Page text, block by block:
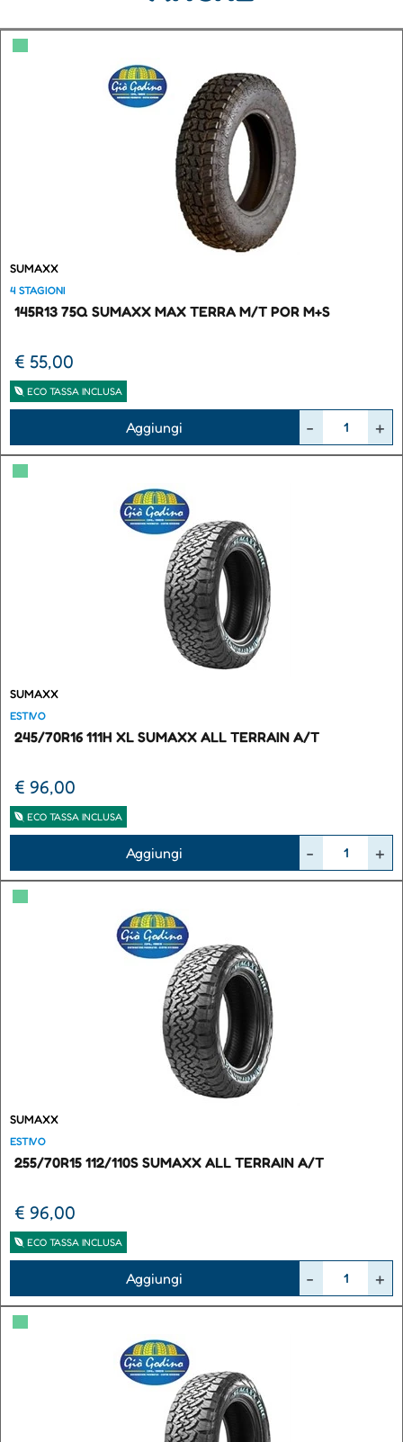
▀
SUMAXX
4 STAGIONI
145R13 75Q SUMAXX MAX TERRA M/T POR M+S
€ 55,00
ECO TASSA INCLUSA
Aggiungi
▀
SUMAXX
ESTIVO
245/70R16 111H XL SUMAXX ALL TERRAIN A/T
€ 96,00
ECO TASSA INCLUSA
Aggiungi
▀
SUMAXX
ESTIVO
255/70R15 112/110S SUMAXX ALL TERRAIN A/T
€ 96,00
ECO TASSA INCLUSA
Aggiungi
▀